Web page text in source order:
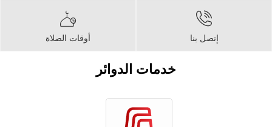
أوقات الصلاة إتصل بنا
خدمات الدوائر